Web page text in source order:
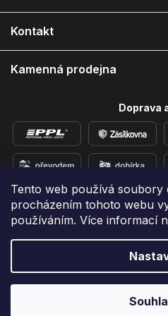
Tento web používá soubory
procházením tohoto webu
používáním. Více informací
Kontakt
Kamenná prodejna
Doprava
Přidejte se k
Vytvořil
e-shop